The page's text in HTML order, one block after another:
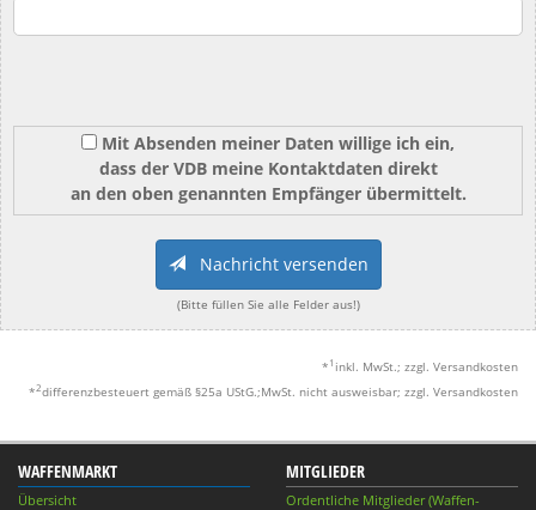
Mit Absenden meiner Daten willige ich ein,
dass der VDB meine Kontaktdaten direkt
an den oben genannten Empfänger übermittelt.
Nachricht versenden
(Bitte füllen Sie alle Felder aus!)
* 1 inkl. MwSt.; zzgl. Versandkosten
*2differenzbesteuert gemäß §25a UStG.;MwSt. nicht ausweisbar; zzgl. Versandkosten
WAFFENMARKT
Übersicht
MITGLIEDER
Ordentliche Mitglieder (Waffen-